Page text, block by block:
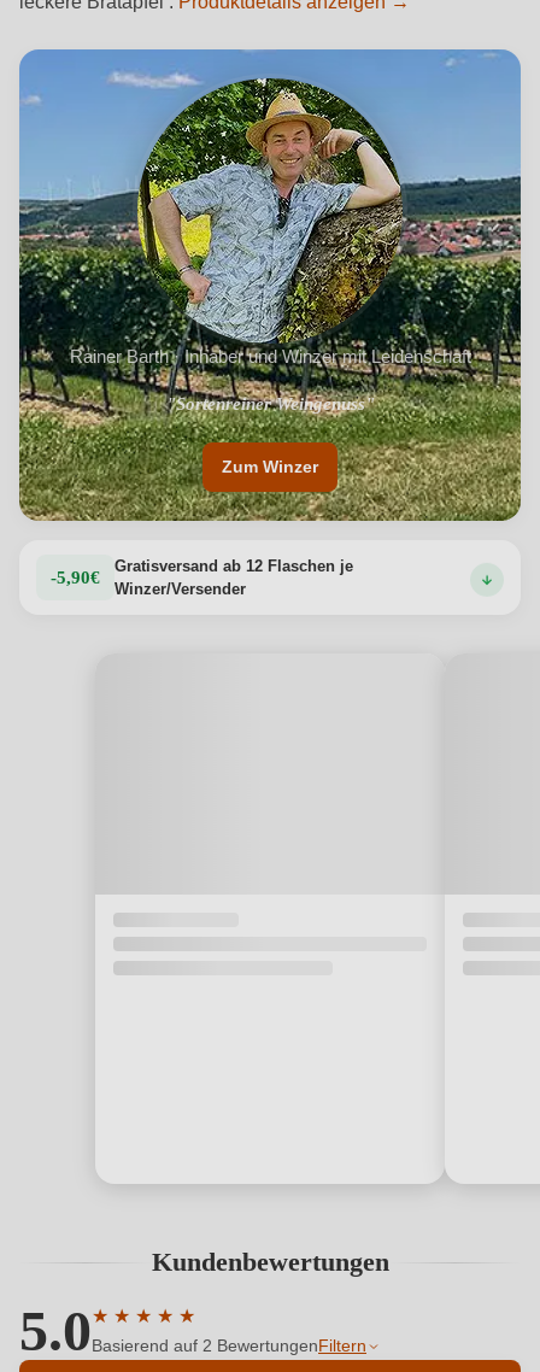
Rainer Barth · Inhaber und Winzer mit Leidenschaft
"Sortenreiner Weingenuss"
"Filigrane &amp; fruchtbetonte Weine"
Zum Winzer
-5,90€
Gratisversand ab 12 Flaschen je
Winzer/Versender
Kundenbewertungen
5.0★ ★ ★ ★ ★
Durchschnittliche Bewertung von 5 von 5 Sternen
Basierend auf 2 BewertungenFiltern